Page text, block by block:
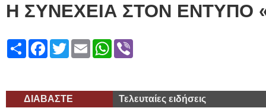
Η ΣΥΝΕΧΕΙΑ ΣΤΟΝ ΕΝΤΥΠΟ
ShareFacebook
TwitterEmailWhatsApp
ΔΙΑΒΑΣΤΕ Τελευταίες ειδήσεις